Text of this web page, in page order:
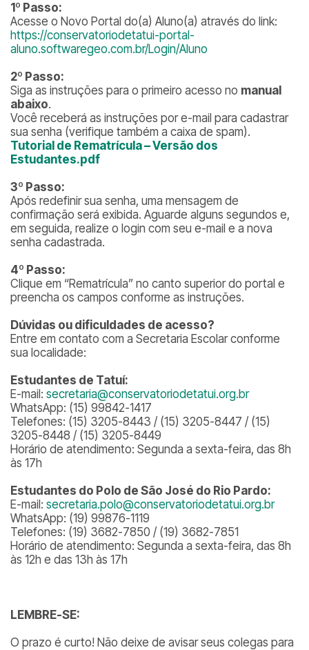
1º Passo:
Acesse o Novo Portal do(a) Aluno(a) através do link:
https://conservatoriodetatui-portal-
aluno.softwaregeo.com.br/Login/Aluno
2º Passo:
Siga as instruções para o primeiro acesso no manual
abaixo.
Você receberá as instruções por e-mail para cadastrar
sua senha (verifique também a caixa de spam).
Tutorial de Rematrícula – Versão dos
Estudantes.pdf
3º Passo:
Após redefinir sua senha, uma mensagem de
confirmação será exibida. Aguarde alguns segundos e,
em seguida, realize o login com seu e-mail e a nova
senha cadastrada.
4º Passo:
Clique em “Rematrícula” no canto superior do portal e
preencha os campos conforme as instruções.
Dúvidas ou dificuldades de acesso?
Entre em contato com a Secretaria Escolar conforme
sua localidade:
Estudantes de Tatuí:
E-mail: secretaria@conservatoriodetatui.org.br
WhatsApp: (15) 99842-1417
Telefones: (15) 3205-8443 / (15) 3205-8447 / (15)
3205-8448 / (15) 3205-8449
Horário de atendimento: Segunda a sexta-feira, das 8h
às 17h
Estudantes do Polo de São José do Rio Pardo:
E-mail: secretaria.polo@conservatoriodetatui.org.br
WhatsApp: (19) 99876-1119
Telefones: (19) 3682-7850 / (19) 3682-7851
Horário de atendimento: Segunda a sexta-feira, das 8h
às 12h e das 13h às 17h
LEMBRE-SE:
O prazo é curto! Não deixe de avisar seus colegas para